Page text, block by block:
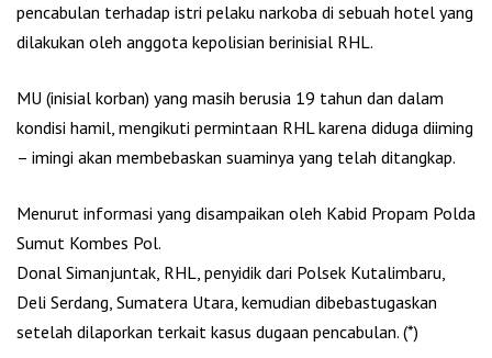
pencabulan terhadap istri pelaku narkoba di sebuah hotel yang
dilakukan oleh anggota kepolisian berinisial RHL.
MU (inisial korban) yang masih berusia 19 tahun dan dalam
kondisi hamil, mengikuti permintaan RHL karena diduga diiming
– imingi akan membebaskan suaminya yang telah ditangkap.
Menurut informasi yang disampaikan oleh Kabid Propam Polda
Sumut Kombes Pol.
Donal Simanjuntak, RHL, penyidik dari Polsek Kutalimbaru,
Deli Serdang, Sumatera Utara, kemudian dibebastugaskan
setelah dilaporkan terkait kasus dugaan pencabulan. (*)